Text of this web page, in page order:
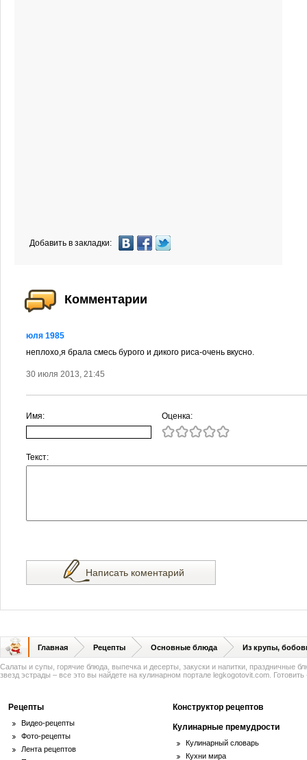
Добавить в закладки:
Комментарии
юля 1985
неплохо,я брала смесь бурого и дикого риса-очень вкусно.
30 июля 2013, 21:45
Имя: Оценка:
Текст:
Написать коментарий
Главная Рецепты Основные блюда Из крупы,
Салаты и супы, горячие блюда, выпечка и десерты, закуски и напитки, праздничные
звезд эстрады – все это вы найдете на кулинарном портале legkogotovit.com. Готовить
Рецепты
Видео-рецепты
Фото-рецепты
Лента рецептов
Конструктор рецептов
Кулинарные премудрости
Кулинарный словарь
Кухни мира